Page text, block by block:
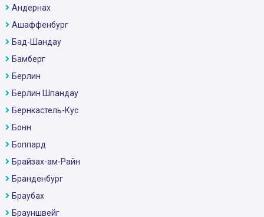
Андернах
Ашаффенбург
Бад-Шандау
Бамберг
Берлин
Берлин Шпандау
Бернкастель-Кус
Бонн
Боппард
Брайзах-ам-Райн
Бранденбург
Браубах
Брауншвейг